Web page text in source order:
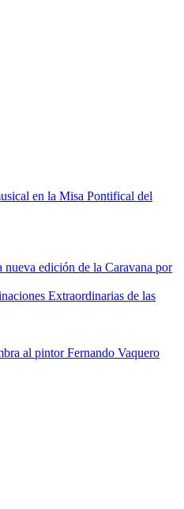
en la Misa Pontifical del
edición de la Caravana por
Extraordinarias de las
al pintor Fernando Vaquero